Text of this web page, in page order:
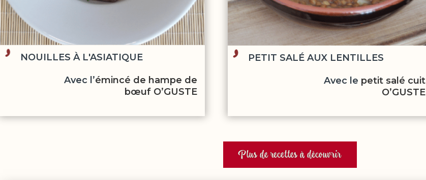
NOUILLES À L'ASIATIQUE
Avec l’émincé de hampe de
bœuf O’GUSTE
PETIT SALÉ AUX LENTILLES
Avec le petit salé cuit
O’GUSTE
Plus de recettes à découvrir